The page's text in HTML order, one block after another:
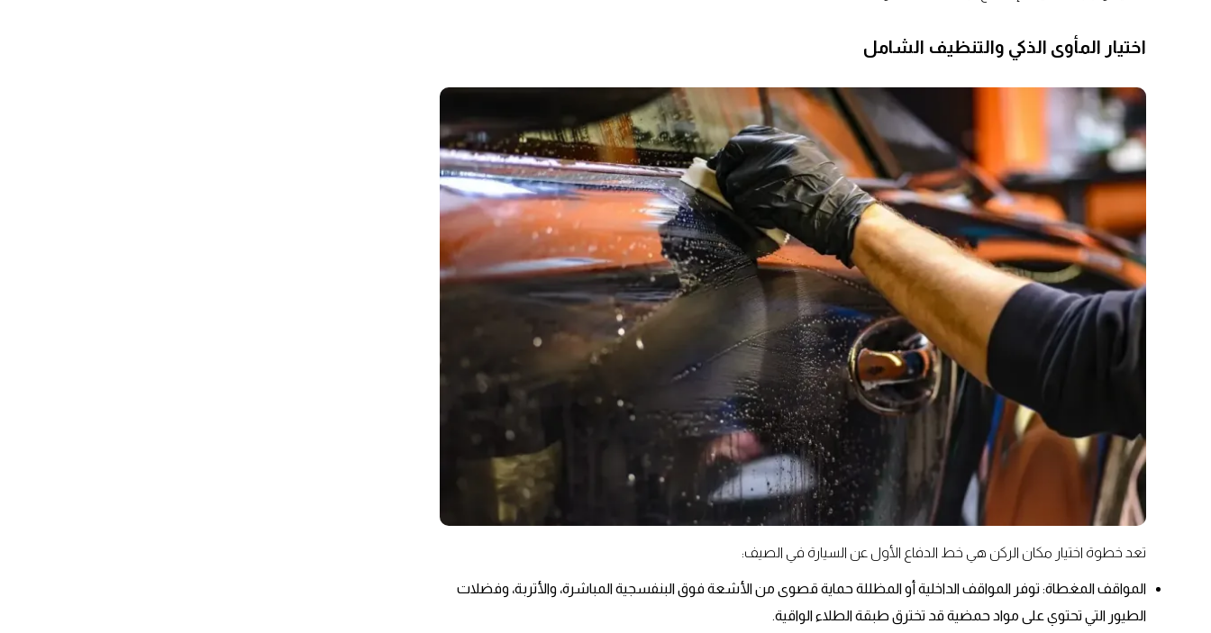
اختيار المأوى الذكي والتنظيف الشامل
تعد خطوة اختيار مكان الركن هي خط الدفاع الأول عن السيارة في الصيف:
المواقف المغطاة: توفر المواقف الداخلية أو المظللة حماية قصوى من الأشعة فوق البنفسجية المباشرة، والأتربة، وفضلات
الطيور التي تحتوي على مواد حمضية قد تخترق طبقة الطلاء الواقية.